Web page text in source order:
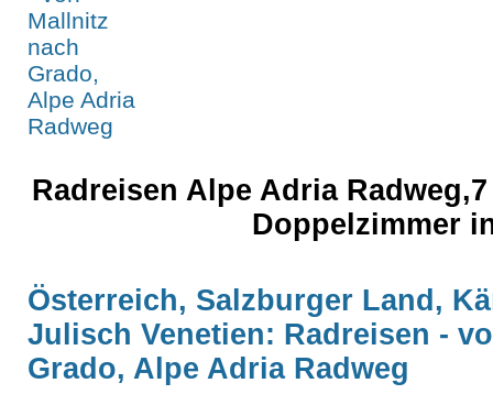
Radreisen Alpe Adria
Doppelzimmer
Österreich, Salzburger Land,
Julisch Venetien: Radreisen -
Grado, Alpe Adria Radweg